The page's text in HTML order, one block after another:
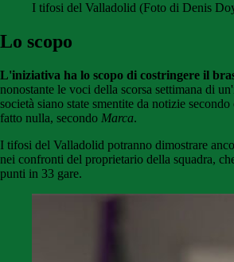
I tifosi del Valladolid (Foto di Denis
Lo scopo
L'iniziativa ha lo scopo di costringere il
nonostante le voci della scorsa settimana di
società siano state smentite da notizie
fatto nulla, secondo Marca.
I tifosi del Valladolid potranno dimostrare
nei confronti del proprietario della squadra,
punti in 33 gare.